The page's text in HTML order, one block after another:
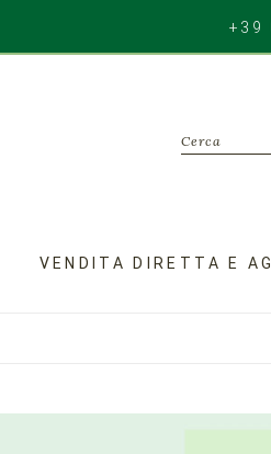
+39
Cerca
VENDITA DIRETTA E